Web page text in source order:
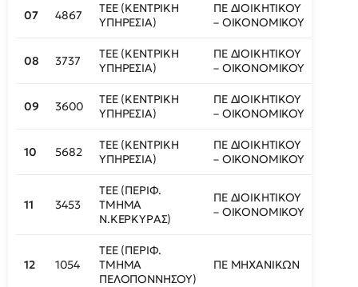
07 4867
ΤΕΕ (ΚΕΝΤΡΙΚΗ
ΥΠΗΡΕΣΙΑ)
ΠΕ ΔΙΟΙΚΗΤΙΚΟΥ
– ΟΙΚΟΝΟΜΙΚΟΥ
08 3737
ΤΕΕ (ΚΕΝΤΡΙΚΗ
ΥΠΗΡΕΣΙΑ)
ΠΕ ΔΙΟΙΚΗΤΙΚΟΥ
– ΟΙΚΟΝΟΜΙΚΟΥ
09 3600
ΤΕΕ (ΚΕΝΤΡΙΚΗ
ΥΠΗΡΕΣΙΑ)
ΠΕ ΔΙΟΙΚΗΤΙΚΟΥ
– ΟΙΚΟΝΟΜΙΚΟΥ
10 5682
ΤΕΕ (ΚΕΝΤΡΙΚΗ
ΥΠΗΡΕΣΙΑ)
ΠΕ ΔΙΟΙΚΗΤΙΚΟΥ
– ΟΙΚΟΝΟΜΙΚΟΥ
11 3453
ΤΕΕ (ΠΕΡΙΦ.
ΤΜΗΜΑ
Ν.ΚΕΡΚΥΡΑΣ)
ΠΕ ΔΙΟΙΚΗΤΙΚΟΥ
– ΟΙΚΟΝΟΜΙΚΟΥ
12 1054
ΤΕΕ (ΠΕΡΙΦ.
ΤΜΗΜΑ
ΠΕΛΟΠΟΝΝΗΣΟΥ)
ΠΕ ΜΗΧΑΝΙΚΩΝ